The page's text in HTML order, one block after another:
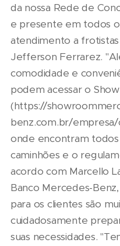
da nossa Rede de
e presente em todos
atendimento a
Jefferson Ferrarez.
comodidade e
podem acessar o
(https://
benz.com.br/empresa/
onde encontram
caminhões e o
acordo com Marcello
Banco Mercedes-
para os clientes são
cuidadosamente
suas necessidades.